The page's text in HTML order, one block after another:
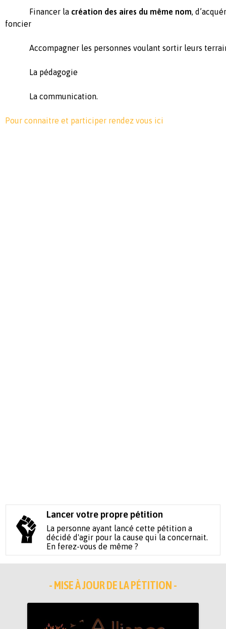
Financer la création des aires du même nom,
foncier
Accompagner les personnes voulant sortir leurs
La pédagogie
La communication.
Pour connaitre et participer rendez vous ici
Lancer votre propre pétition
La personne ayant lancé cette pétition a
décidé d'agir pour la cause qui la concernait.
En ferez-vous de même ?
- MISE À JOUR DE LA PÉTITION -